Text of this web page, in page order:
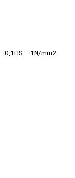
0,1HS – 1N/mm2